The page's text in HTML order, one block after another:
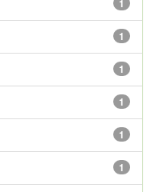
1
1
1
1
1
1